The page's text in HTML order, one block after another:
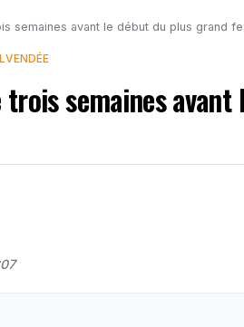
semaines avant le début du plus grand
VENDÉE
semaines